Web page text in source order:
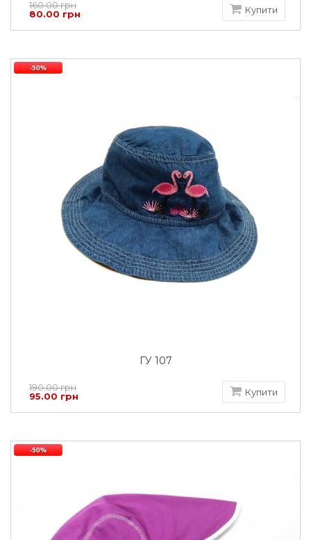
160.00 грн
80.00 грн
Купити
ГУ 107
-50%
190.00 грн
95.00 грн
Купити
-50%